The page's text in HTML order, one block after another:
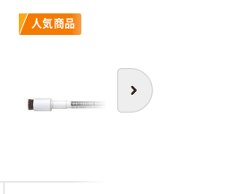
次へ
人気商品